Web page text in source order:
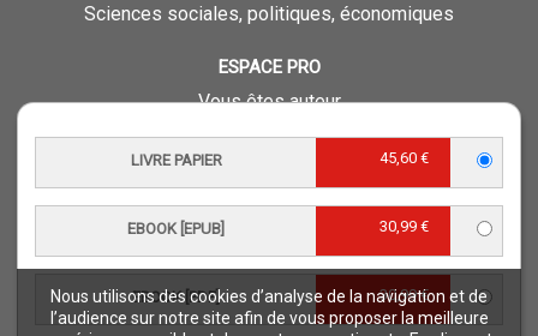
Nous utilisons des cookies d’analyse de la navigation et de
l’audience sur notre site afin de vous proposer la meilleure
LIVRE PAPIER 45,60 €
EBOOK [EPUB] 30,99 €
EBOOK [PDF] 30,99 €
Sciences sociales, politiques, économiques
ESPACE PRO
Vous êtes auteur
Vous êtes journaliste
Vous êtes libraire
Foreign rights
Procédure d'évaluation
NOTRE SITE